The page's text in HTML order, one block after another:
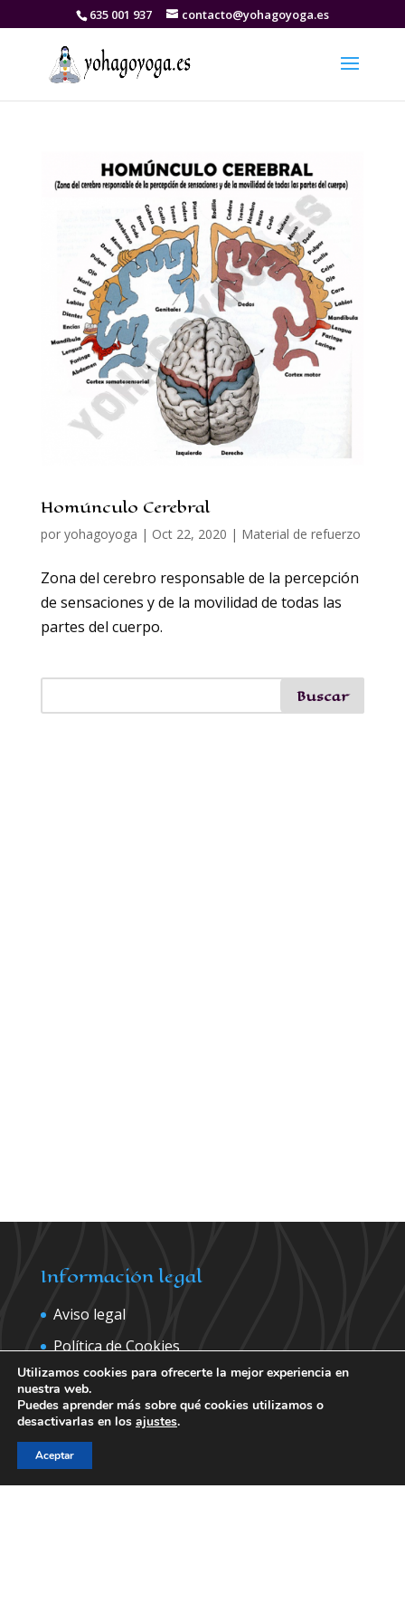
635 001 937 contacto@yohagoyoga.es
Homúnculo Cerebral
por yohagoyoga | Oct 22, 2020 | Material de refuerzo
Zona del cerebro responsable de la percepción
de sensaciones y de la movilidad de todas las
partes del cuerpo.
Información legal
Aviso legal
Política de Cookies
Política de privacidad
Contáctanos para más información
Utilizamos cookies para ofrecerte la mejor experiencia en
nuestra web.
Puedes aprender más sobre qué cookies utilizamos o
desactivarlas en los ajustes.
Aceptar